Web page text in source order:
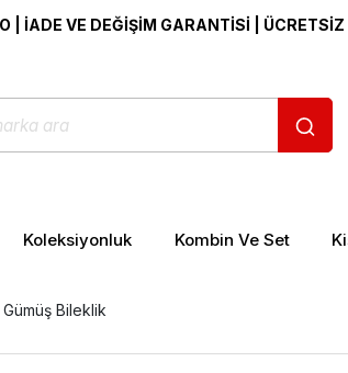
DEĞİŞİM GARANTİSİ | ÜCRETSİZ KARGO
Koleksiyonluk Kombin Ve Set
Bileklik